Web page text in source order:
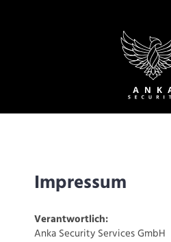
Impressum
Verantwortlich:
Anka Security Services GmbH